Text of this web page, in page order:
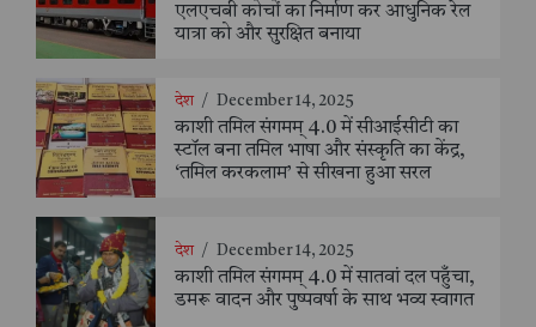
एलएचबी कोचों का निर्माण कर आधुनिक रेल
यात्रा को और सुरक्षित बनाया
देश / December 14, 2025
काशी तमिल संगमम् 4.0 में सीआईसीटी का
स्टॉल बना तमिल भाषा और संस्कृति का केंद्र,
‘तमिल करकलाम’ से सीखना हुआ सरल
देश / December 14, 2025
काशी तमिल संगमम् 4.0 में सातवां दल पहुँचा,
डमरू वादन और पुष्पवर्षा के साथ भव्य स्वागत